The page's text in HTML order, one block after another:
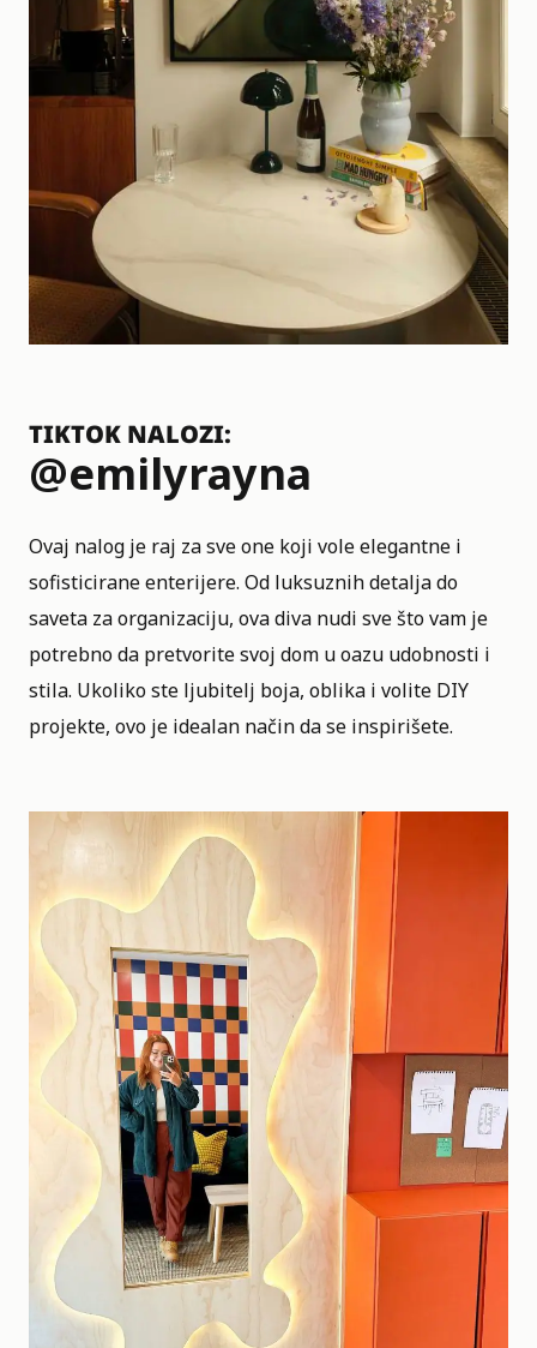
TIKTOK NALOZI:
@emilyrayna
Ovaj nalog je raj za sve one koji vole elegantne i
sofisticirane enterijere. Od luksuznih detalja do
saveta za organizaciju, ova diva nudi sve što vam je
potrebno da pretvorite svoj dom u oazu udobnosti i
stila. Ukoliko ste ljubitelj boja, oblika i volite DIY
projekte, ovo je idealan način da se inspirišete.